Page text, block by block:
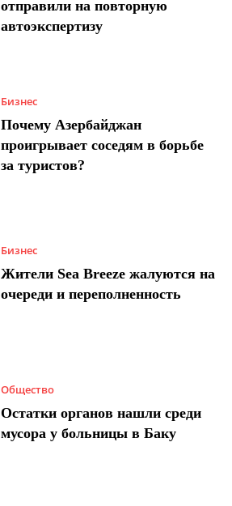
отправили на повторную
автоэкспертизу
Бизнес
Почему Азербайджан
проигрывает соседям в борьбе
за туристов?
Бизнес
Жители Sea Breeze жалуются на
очереди и переполненность
Общество
Остатки органов нашли среди
мусора у больницы в Баку